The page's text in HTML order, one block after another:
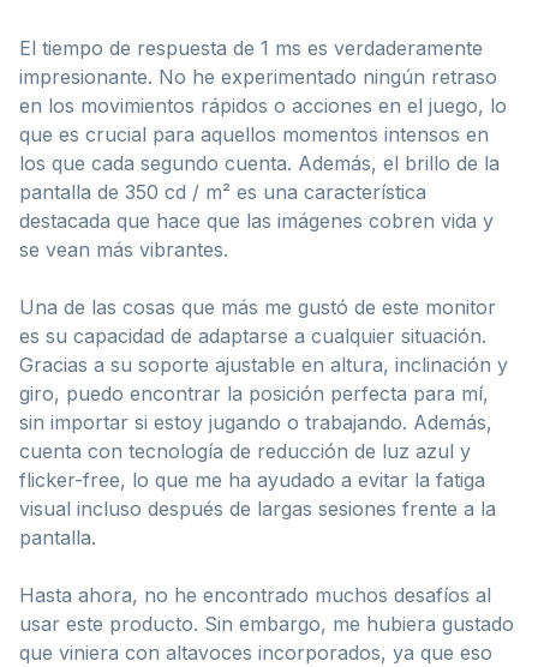
El tiempo de respuesta de 1 ms es verdaderamente
impresionante. No he experimentado ningún retraso
en los movimientos rápidos o acciones en el juego, lo
que es crucial para aquellos momentos intensos en
los que cada segundo cuenta. Además, el brillo de la
pantalla de 350 cd / m² es una característica
destacada que hace que las imágenes cobren vida y
se vean más vibrantes.
Una de las cosas que más me gustó de este monitor
es su capacidad de adaptarse a cualquier situación.
Gracias a su soporte ajustable en altura, inclinación y
giro, puedo encontrar la posición perfecta para mí,
sin importar si estoy jugando o trabajando. Además,
cuenta con tecnología de reducción de luz azul y
flicker-free, lo que me ha ayudado a evitar la fatiga
visual incluso después de largas sesiones frente a la
pantalla.
Hasta ahora, no he encontrado muchos desafíos al
usar este producto. Sin embargo, me hubiera gustado
que viniera con altavoces incorporados, ya que eso